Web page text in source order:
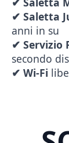
✔ Saletta
anni in su
✔ Servizio
secondo
✔ Wi-Fi